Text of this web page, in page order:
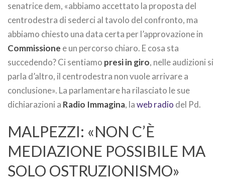
senatrice dem, «abbiamo accettato la proposta del
centrodestra di sederci al tavolo del confronto, ma
abbiamo chiesto una data certa per l’approvazione in
Commissione e un percorso chiaro. E cosa sta
succedendo? Ci sentiamo presi in giro, nelle audizioni si
parla d’altro, il centrodestra non vuole arrivare a
conclusione». La parlamentare ha rilasciato le sue
dichiarazioni a Radio Immagina, laweb radio del Pd.
MALPEZZI: «NON C’È
MEDIAZIONE POSSIBILE MA
SOLO OSTRUZIONISMO»